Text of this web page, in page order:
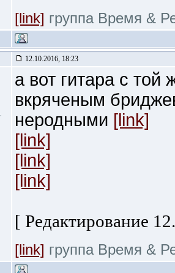
[link] группа Время &
12.10.2016, 18:23
а вот гитара с той
вкряченым
неродными [link]
[link]
[link]
[link]
[ Редактирование
[link] группа Время &